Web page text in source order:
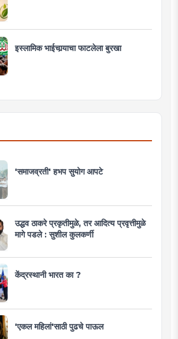
इस्लामिक भाईचार्‍याचा फाटलेला बुरखा
'समाजव्रती' हभप सुयोग आपटे
उद्धव ठाकरे प्रकृतीमुळे, तर आदित्य प्रवृत्तीमुळे
मागे पडले : सुशील कुलकर्णी
केंद्रस्थानी भारत का ?
'एकल महिलां'साठी पुढचे पाऊल